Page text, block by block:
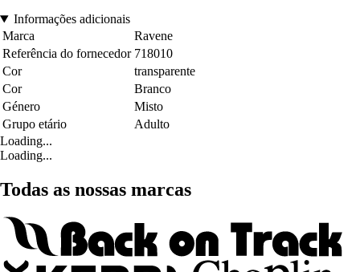
Informações adicionais
Marca
Ravene
Referência do fornecedor 718010
Cor
transparente
Cor
Branco
Género
Misto
Grupo etário
Adulto
Loading...
Loading...
Todas as nossas marcas